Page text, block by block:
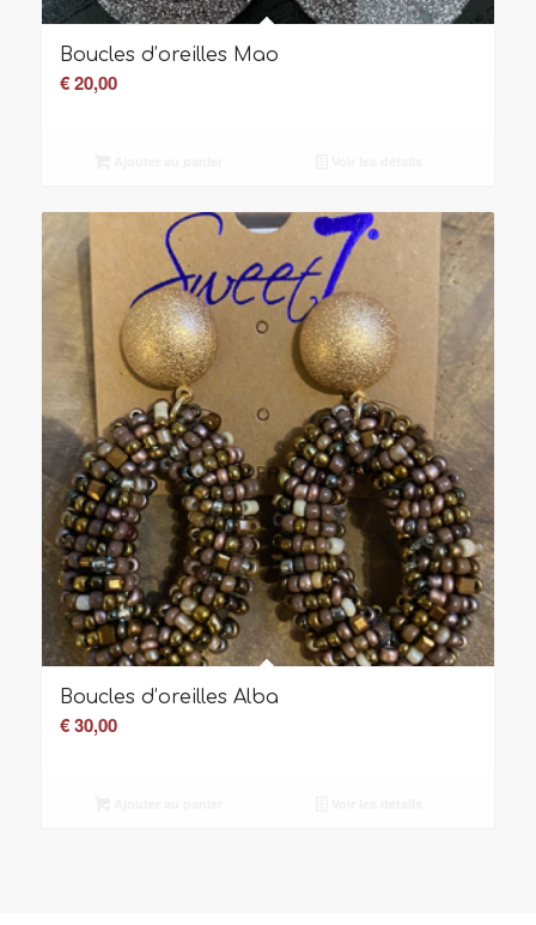
Boucles d’oreilles Mao
€20,00
Boucles d’oreilles Alba
€30,00